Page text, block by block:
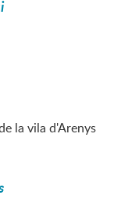
la vila d'Arenys